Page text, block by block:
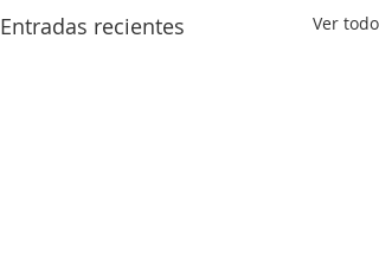
Entradas recientes Ver todo